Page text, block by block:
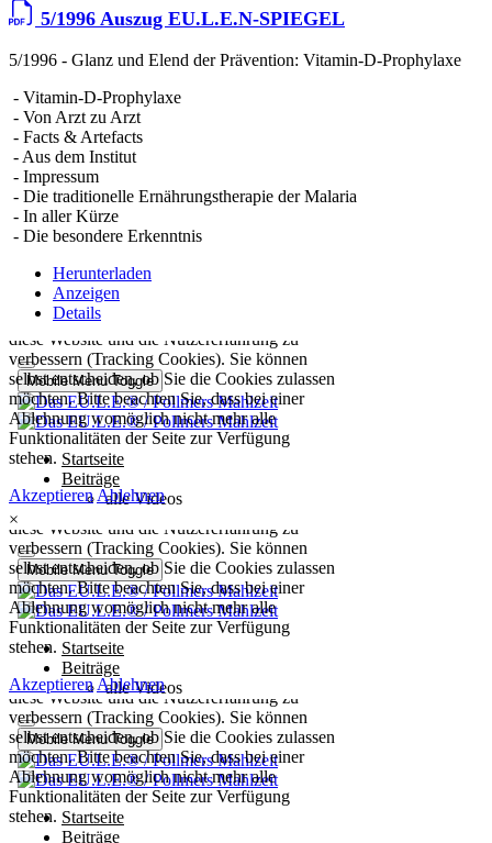
5/1996 Auszug EU.L.E.N-SPIEGEL
5/1996 - Glanz und Elend der Prävention: Vitamin-D-Prophylaxe
- Vitamin-D-Prophylaxe
- Von Arzt zu Arzt
- Facts & Artefacts
- Aus dem Institut
- Impressum
- Die traditionelle Ernährungstherapie der Malaria
- In aller Kürze
- Die besondere Erkenntnis
Herunterladen
Anzeigen
Details
×